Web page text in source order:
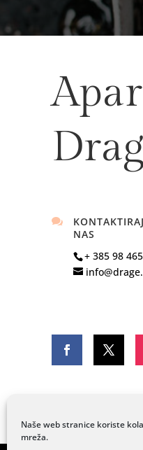
Naše web stranice koriste
mreža.

NAS
+ 385 98